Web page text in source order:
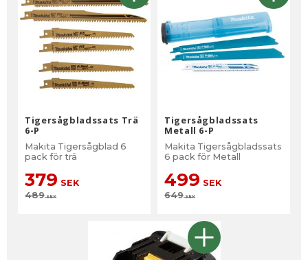
Tigersågbladssats Trä
6-P
Makita Tigersågblad 6
pack för trä
379 SEK
489SEK
Tigersågbladssats
Metall 6-P
Makita Tigersågbladssats
6 pack för Metall
499 SEK
649SEK